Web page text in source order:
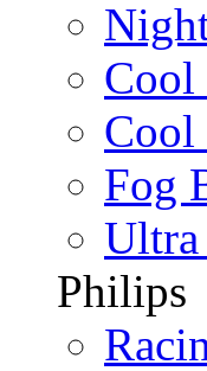
Cool
Cool
Fog
Philips